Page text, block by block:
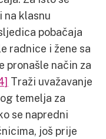
na klasnu
pobačaja
radnice i žene sa
pronašle način za
Traži uvažavanje
temelja za
se napredni
još prije